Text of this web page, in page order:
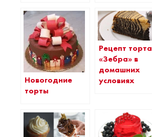
Новогодние
торты
Рецепт торта
«Зебра» в
домашних
условиях